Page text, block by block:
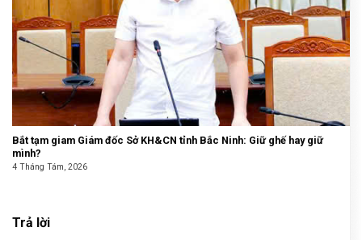
Bắt tạm giam Giám đốc Sở KH&CN tỉnh Bắc Ninh: Giữ ghế hay giữ
mình?
4 Tháng Tám, 2026
Trả lời